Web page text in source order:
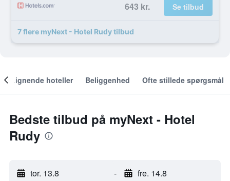
643 kr. Se tilbud
7 flere myNext - Hotel Rudy tilbud
Lignende hoteller Beliggenhed Ofte stillede spørgsmål
Bedste tilbud på myNext - Hotel
Rudy
tor. 13.8 - fre. 14.8